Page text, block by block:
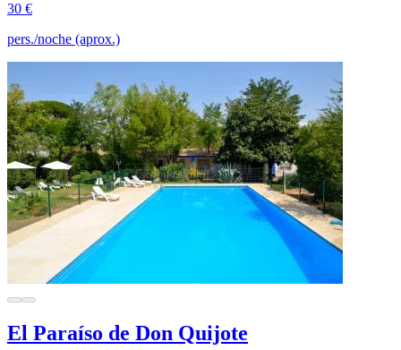
30 €
pers./noche (aprox.)
El Paraíso de Don Quijote